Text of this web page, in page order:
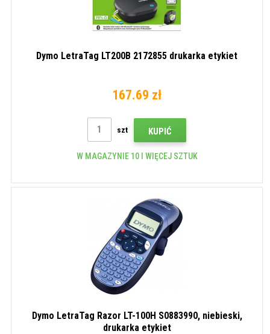
Dymo LetraTag LT200B 2172855 drukarka etykiet
167.69 zł
szt KUPIĆ
W MAGAZYNIE 10 I WIĘCEJ SZTUK
Dymo LetraTag Razor LT-100H S0883990, niebieski,
drukarka etykiet